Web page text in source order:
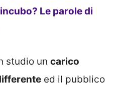
Le parole di
studio un carico
ed il pubblico